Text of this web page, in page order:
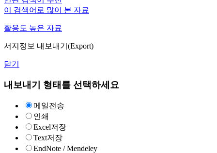
이 검색어로 많이 본 자료
활용도 높은 자료
서지정보 내보내기(Export)
닫기
내보내기 형태를 선택하세요
메일전송
인쇄
Excel저장
Text저장
EndNote / Mendeley